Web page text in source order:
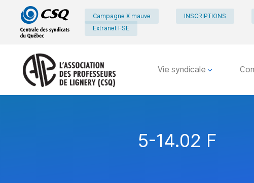
Passer
menu
principal
Passer
contenu
Campagne X mauve INSCRIPTIONS
Extranet FSE
Vie syndicale
5-14.02 F